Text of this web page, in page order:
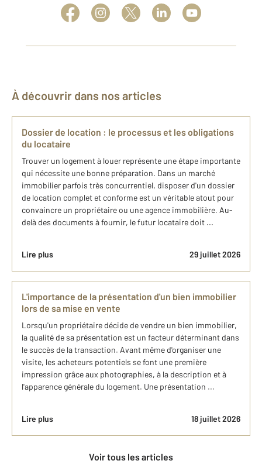
À découvrir dans nos articles
Dossier de location : le processus et les obligations
du locataire
Trouver un logement à louer représente une étape importante
qui nécessite une bonne préparation. Dans un marché
immobilier parfois très concurrentiel, disposer d'un dossier
de location complet et conforme est un véritable atout pour
convaincre un propriétaire ou une agence immobilière. Au-
delà des documents à fournir, le futur locataire doit ...
Lire plus 29 juillet 2026
L'importance de la présentation d'un bien immobilier
lors de sa mise en vente
Lorsqu'un propriétaire décide de vendre un bien immobilier,
la qualité de sa présentation est un facteur déterminant dans
le succès de la transaction. Avant même d'organiser une
visite, les acheteurs potentiels se font une première
impression grâce aux photographies, à la description et à
l'apparence générale du logement. Une présentation ...
Lire plus 18 juillet 2026
Voir tous les articles